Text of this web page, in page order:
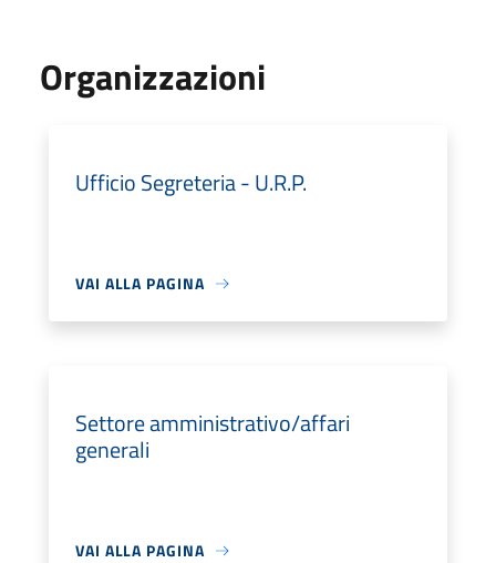
Organizzazioni
Ufficio Segreteria - U.R.P.
VAI ALLA PAGINA
Settore amministrativo/affari
generali
VAI ALLA PAGINA